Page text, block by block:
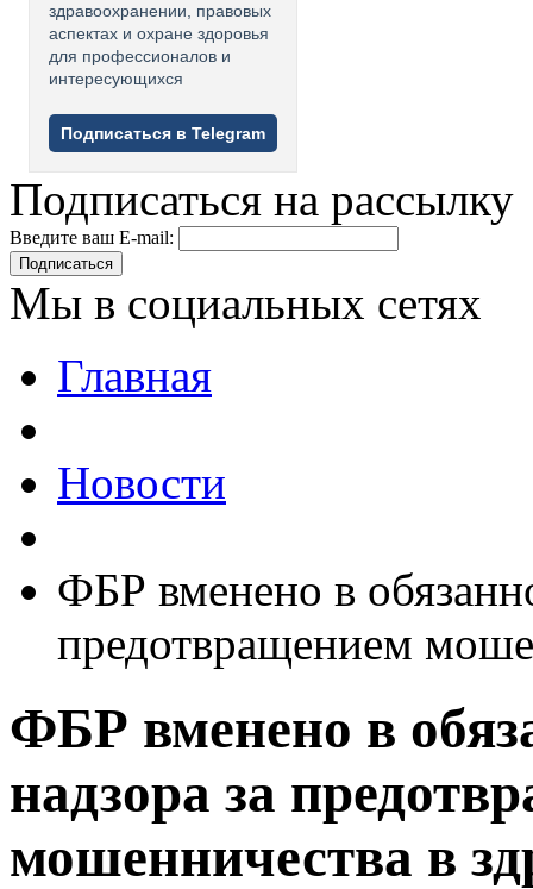
здравоохранении, правовых
аспектах и охране здоровья
для профессионалов и
интересующихся
Подписаться в Telegram
Подписаться на рассылку
Введите ваш E-mail:
Подписаться
Мы в социальных сетях
Главная
Новости
ФБР вменено в
предотвращением
ФБР вменено в
надзора за
мошенничества в